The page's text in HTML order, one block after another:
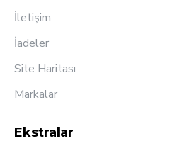
İletişim
İadeler
Site Haritası
Markalar
Ekstralar